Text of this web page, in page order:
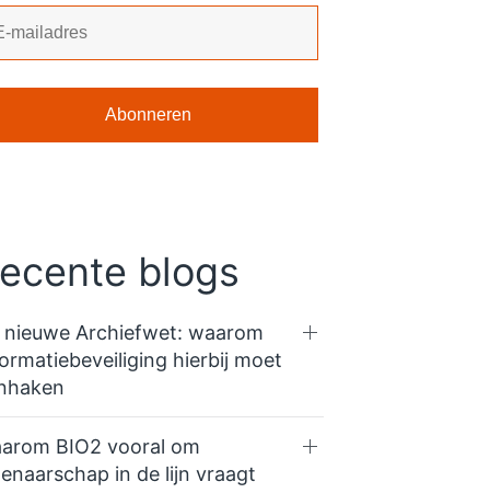
blogs
nieuwe Archiefwet: waarom
hierbij moet
BIO2 vooral om
in de lijn vraagt